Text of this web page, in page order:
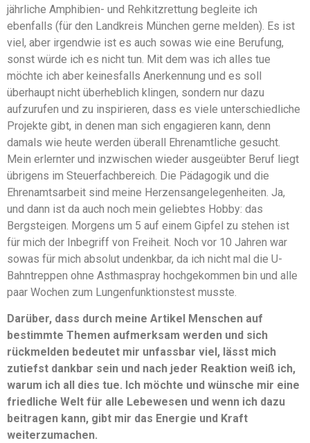
jährliche Amphibien- und Rehkitzrettung begleite ich
ebenfalls (für den Landkreis München gerne melden). Es ist
viel, aber irgendwie ist es auch sowas wie eine Berufung,
sonst würde ich es nicht tun. Mit dem was ich alles tue
möchte ich aber keinesfalls Anerkennung und es soll
überhaupt nicht überheblich klingen, sondern nur dazu
aufzurufen und zu inspirieren, dass es viele unterschiedliche
Projekte gibt, in denen man sich engagieren kann, denn
damals wie heute werden überall Ehrenamtliche gesucht.
Mein erlernter und inzwischen wieder ausgeübter Beruf liegt
übrigens im Steuerfachbereich. Die Pädagogik und die
Ehrenamtsarbeit sind meine Herzensangelegenheiten. Ja,
und dann ist da auch noch mein geliebtes Hobby: das
Bergsteigen. Morgens um 5 auf einem Gipfel zu stehen ist
für mich der Inbegriff von Freiheit. Noch vor 10 Jahren war
sowas für mich absolut undenkbar, da ich nicht mal die U-
Bahntreppen ohne Asthmaspray hochgekommen bin und alle
paar Wochen zum Lungenfunktionstest musste.
Darüber, dass durch meine Artikel Menschen auf
bestimmte Themen aufmerksam werden und sich
rückmelden bedeutet mir unfassbar viel, lässt mich
zutiefst dankbar sein und nach jeder Reaktion weiß ich,
warum ich all dies tue. Ich möchte und wünsche mir eine
friedliche Welt für alle Lebewesen und wenn ich dazu
beitragen kann, gibt mir das Energie und Kraft
weiterzumachen.